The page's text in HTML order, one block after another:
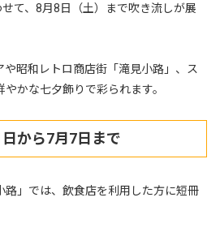
て、8月8日（土）まで吹き流しが展
昭和レトロ商店街「滝見小路」、ス
かな七夕飾りで彩られます。
から7月7日まで
路」では、飲食店を利用した方に短冊